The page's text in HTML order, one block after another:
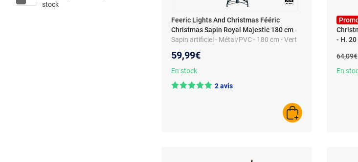
stock
Feeric Lights And Christmas Fééric
Christmas Sapin Royal Majestic 180 cm-
Sapin artificiel - Métal/PVC - 180 cm - Vert
59,99€
En stock
2 avis
AJOUTER AU PANIER
- H.
- H. 20
Ancien
64,09€
En